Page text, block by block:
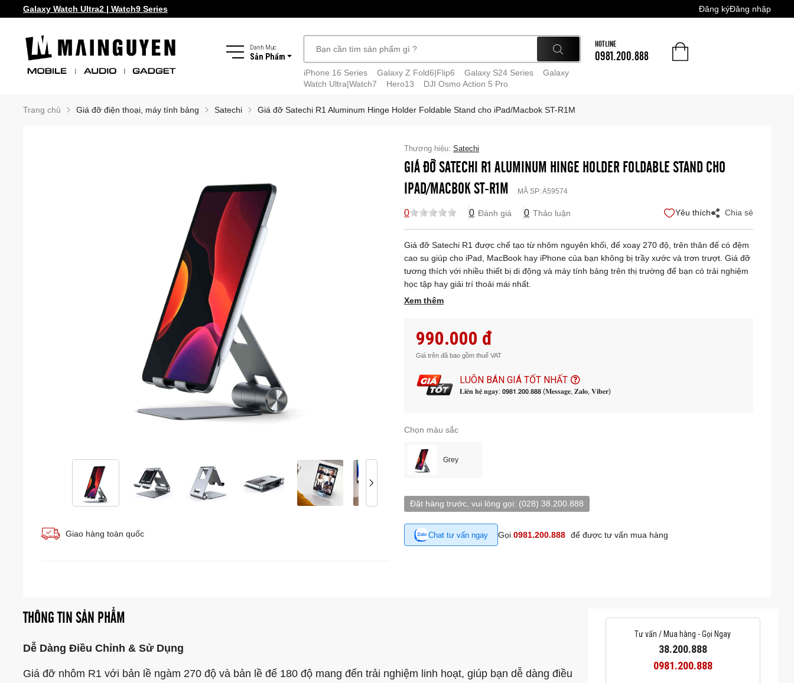
Galaxy Watch Ultra2 | Watch9 Series
Samsung Galaxy Z Fold8 | Z Flip8 Đăng kýĐăng nhập
Danh Mục
Sản Phẩm
iPhone 16 Series
Galaxy Z Fold6|Flip6 Galaxy S24 Series
Galaxy
Watch Ultra|Watch7
Hero13 DJI Osmo Action 5 Pro
HOTLINE
0981.200.888
Trang chủ Giá đỡ điện thoại, máy tính bảng Satechi Giá đỡ Satechi R1 Aluminum Hinge Holder Foldable Stand cho iPad/Macbok ST-R1M
Giao hàng toàn quốc
Thương hiệu: Satechi
GIÁ ĐỠ SATECHI R1 ALUMINUM HINGE HOLDER FOLDABLE STAND CHO
IPAD/MACBOK ST-R1M
MÃ SP:A59574
0 0 Đánh giá 0 Thảo luận Yêu thích Chia sẻ
Giá đỡ Satechi R1 được chế tạo từ nhôm nguyên khối, đế xoay 270 độ, trên thân đế có đệm
cao su giúp cho iPad, MacBook hay iPhone của bạn không bị trầy xước và trơn trượt. Giá đỡ
tương thích với nhiều thiết bị di động và máy tính bảng trên thị trường để bạn có trải nghiệm
học tập hay giải trí thoải mái nhất.
Xem thêm
990.000 đ
Giá trên đã bao gồm thuế VAT
LUÔN BÁN GIÁ TỐT NHẤT
𝐋𝐢𝐞̂𝐧 𝐡𝐞̣̂ 𝐧𝐠𝐚𝐲: 𝟬𝟵𝟴𝟭.𝟮𝟬𝟬.𝟴𝟴𝟴 (𝐌𝐞𝐬𝐬𝐚𝐠𝐞, 𝐙𝐚𝐥𝐨, 𝐕𝐢𝐛𝐞𝐫)
Chọn màu sắc
Grey
Đặt hàng trước, vui lòng gọi: (028) 38.200.888
Chat tư vấn ngay Gọi 0981.200.888 để được tư vấn mua hàng
THÔNG TIN SẢN PHẨM
Dễ Dàng Điều Chỉnh & Sử Dụng
Giá đỡ nhôm R1 với bản lề ngàm 270 độ và bản lề đế 180 độ mang đến trải nghiệm linh hoạt, giúp bạn dễ dàng điều
Tư vấn / Mua hàng - Gọi Ngay
38.200.888
0981.200.888